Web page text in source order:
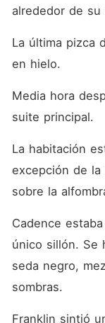
alrededor de
La última pizca
en hielo.
Media hora
suite principal.
La habitación
excepción de la
sobre la
Cadence
único sillón. Se
seda negro,
sombras.
Franklin sintió